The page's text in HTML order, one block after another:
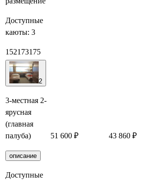
Доступные
каюты: 3
152173175
2
3-местная 2-
ярусная
(главная
палуба)
описание
Доступные
51 600 ₽ 43 860 ₽